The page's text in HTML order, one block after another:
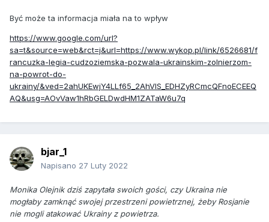
Być może ta informacja miała na to wpływ
https://www.google.com/url?
sa=t&source=web&rct=j&url=https://www.wykop.pl/link/6526681/f
rancuzka-legia-cudzoziemska-pozwala-ukrainskim-zolnierzom-
na-powrot-do-
ukrainy/&ved=2ahUKEwjY4LLf65_2AhVIS_EDHZyRCmcQFnoECEEQ
AQ&usg=AOvVaw1hRbGELDwdHM1ZATaW6u7q
bjar_1
Napisano 27 Luty 2022
Monika Olejnik dziś zapytała swoich gości, czy Ukraina nie
mogłaby zamknąć swojej przestrzeni powietrznej, żeby Rosjanie
nie mogli atakować Ukrainy z powietrza.